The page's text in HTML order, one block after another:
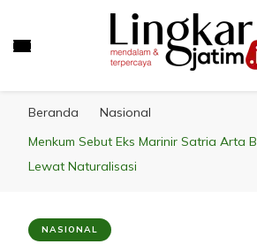
Beranda
Nasional
Menkum Sebut Eks Marinir Satria Arta
Lewat Naturalisasi
NASIONAL